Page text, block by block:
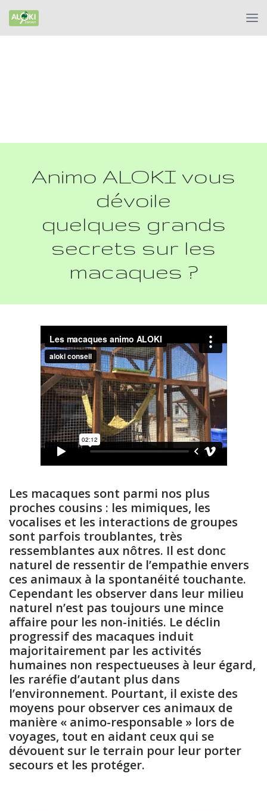
Animo ALOKI vous
dévoile
quelques grands
secrets sur les
macaques ?
Les macaques sont parmi nos plus
proches cousins : les mimiques, les
vocalises et les interactions de groupes
sont parfois troublantes, très
ressemblantes aux nôtres. Il est donc
naturel de ressentir de l’empathie envers
ces animaux à la spontanéité touchante.
Cependant les observer dans leur milieu
naturel n’est pas toujours une mince
affaire pour les non-initiés. Le déclin
progressif des macaques induit
majoritairement par les activités
humaines non respectueuses à leur égard,
les raréfie d’autant plus dans
l’environnement. Pourtant, il existe des
moyens pour observer ces animaux de
manière « animo-responsable » lors de
voyages, tout en aidant ceux qui se
dévouent sur le terrain pour leur porter
secours et les protéger.